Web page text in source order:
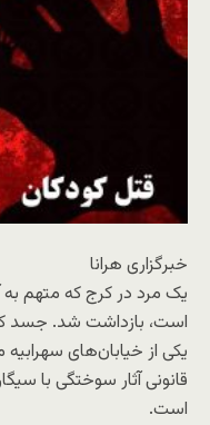
خبرگزاری هرانا
یک مرد در کرج که متهم
است، بازداشت شد. جسد
یکی از خیابان‌های
قانونی آثار سوختگی با
است.